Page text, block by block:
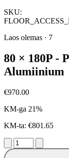
SKU:
Laos olemas · 7
80 × 180P -
Alumiinium
€970.00
KM-ga 21%
KM-ta: €801.65